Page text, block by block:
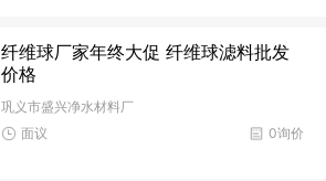
纤维球厂家年终大促 纤维球滤料批发
价格
巩义市盛兴净水材料厂
0询价
面议